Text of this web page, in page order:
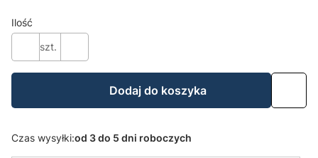
Ilość
szt.
Dodaj do koszyka
Czas wysyłki:od 3 do 5 dni roboczych